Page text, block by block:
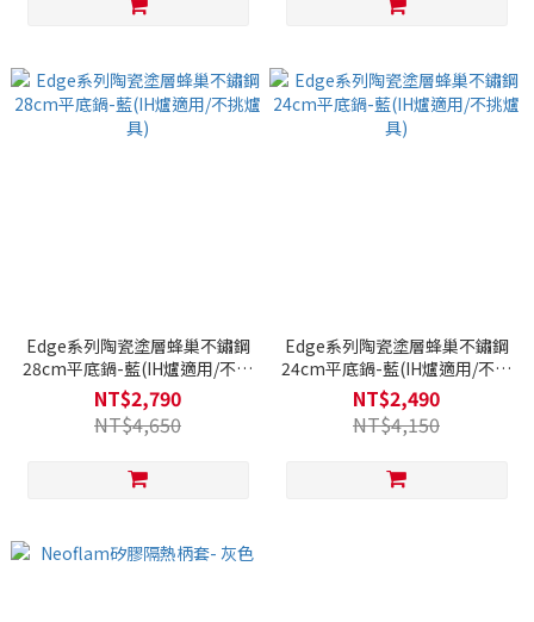
Edge系列陶瓷塗層蜂巢不鏽鋼
28cm平底鍋-藍(IH爐適用/不挑
爐具)
NT$2,790
NT$4,650
Edge系列陶瓷塗層蜂巢不鏽鋼
24cm平底鍋-藍(IH爐適用/不挑
爐具)
NT$2,490
NT$4,150